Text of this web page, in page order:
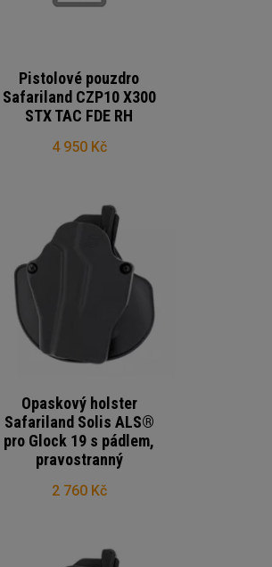
Pistolové pouzdro
Safariland CZP10 X300
STX TAC FDE RH
4 950 Kč
Opaskový holster
Safariland Solis ALS®
pro Glock 19 s pádlem,
pravostranný
2 760 Kč